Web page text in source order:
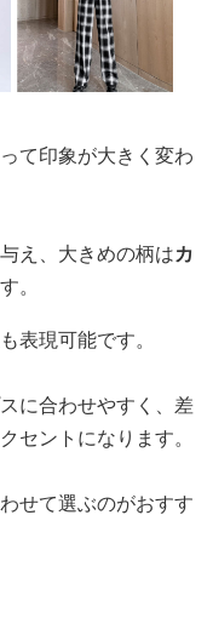
て印象が大きく変わ
え、大きめの柄はカ
。
表現可能です。
に合わせやすく、差
セントになります。
せて選ぶのがおすす